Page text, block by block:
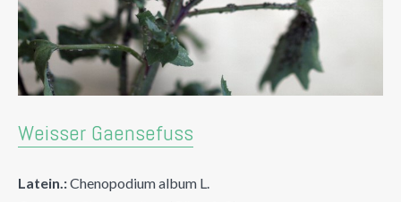
Weisser Gaensefuss
Latein.:Chenopodium album L.